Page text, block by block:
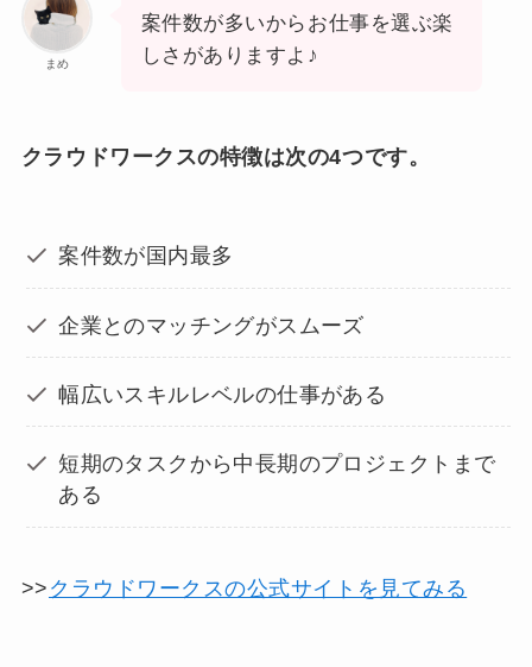
まめ
案件数が多いからお仕事を選ぶ楽
しさがありますよ♪
クラウドワークスの特徴は次の4つです。
案件数が国内最多
企業とのマッチングがスムーズ
幅広いスキルレベルの仕事がある
短期のタスクから中長期のプロジェクトまで
ある
>> クラウドワークスの公式サイトを見てみる